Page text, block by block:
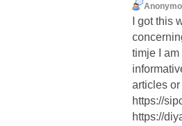
I got this
timje I
articles
https://
https://